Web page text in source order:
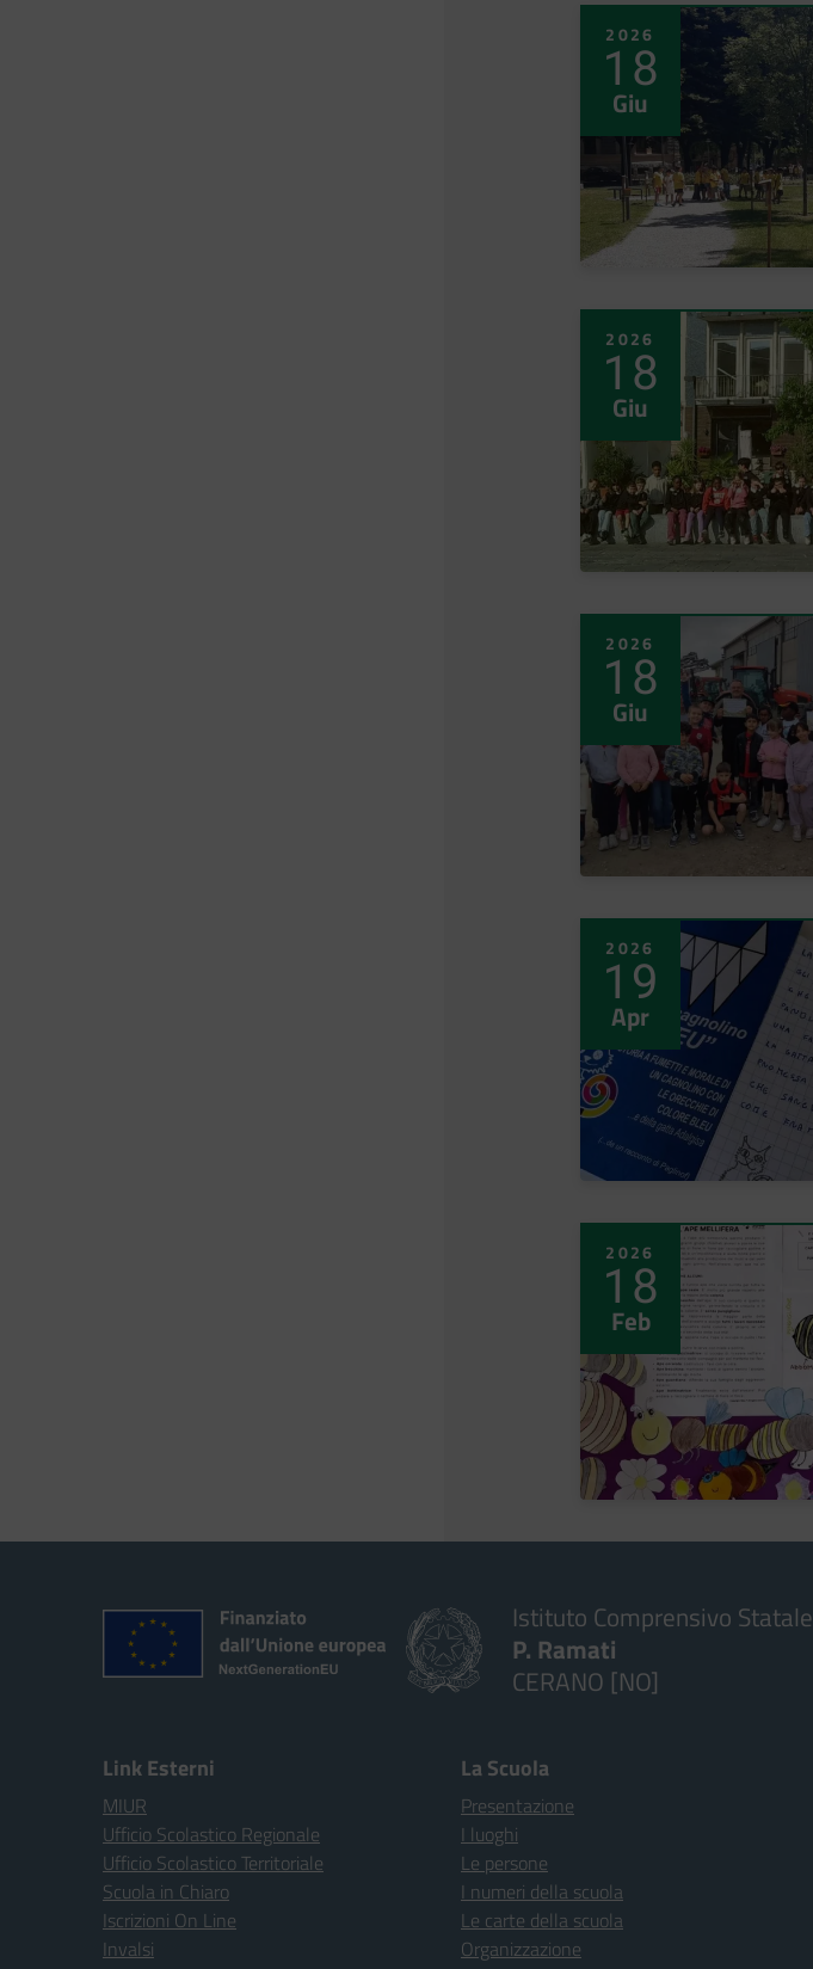
2026
18
Giu
2026
18
Giu
2026
18
Giu
2026
19
Apr
2026
18
Feb
Istituto Comprensivo Statale
P. Ramati
CERANO [NO]
Link Esterni
MIUR
Ufficio Scolastico Regionale
Ufficio Scolastico Territoriale
Scuola in Chiaro
Iscrizioni On Line
Invalsi
La Scuola
Presentazione
I luoghi
Le persone
I numeri della scuola
Le carte della scuola
Organizzazione